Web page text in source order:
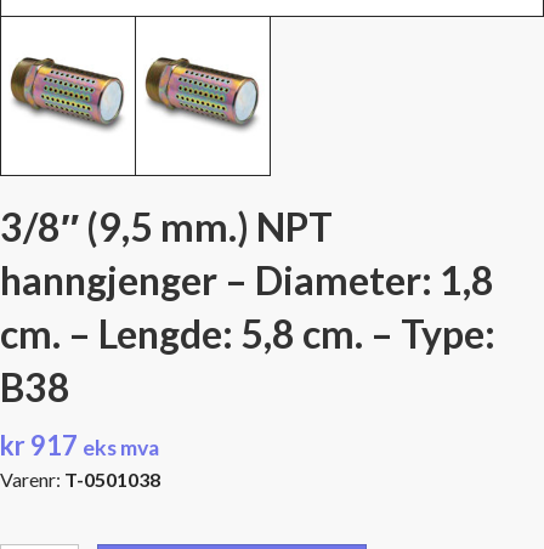
3/8″ (9,5 mm.) NPT
hanngjenger – Diameter: 1,8
cm. – Lengde: 5,8 cm. – Type:
B38
kr917 eks mva
Varenr: T-0501038